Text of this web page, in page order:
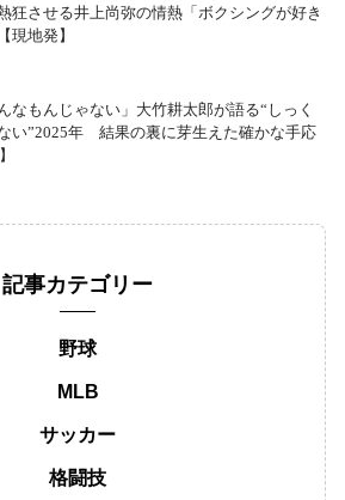
狂させる井上尚弥の情熱「ボクシングが好き
現地発】
なもんじゃない」大竹耕太郎が語る“しっく
い”2025年 結果の裏に芽生えた確かな手応
記事カテゴリー
野球
MLB
サッカー
格闘技